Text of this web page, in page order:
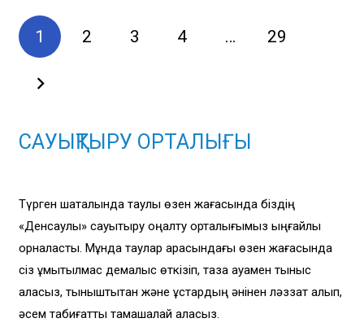
1 2 3 4 … 29
САУЫҚТЫРУ ОРТАЛЫҒЫ
Түрген шатқалында таулы өзен жағасында біздің
«Денсаулық» сауықтыру оңалту орталығымыз ыңғайлы
орналасты. Мұнда таулар арасындағы өзен жағасында
сіз ұмытылмас демалыс өткізіп, таза ауамен тыныс
аласыз, тыныштықтан және құстардың әнінен ләззат алып,
әсем табиғатты тамашалай аласыз.